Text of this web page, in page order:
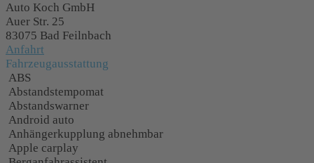
Auto Koch GmbH
Auer Str. 25
83075 Bad Feilnbach
Anfahrt
Fahrzeugausstattung
ABS
Abstandstempomat
Abstandswarner
Android auto
Anhängerkupplung abnehmbar
Apple carplay